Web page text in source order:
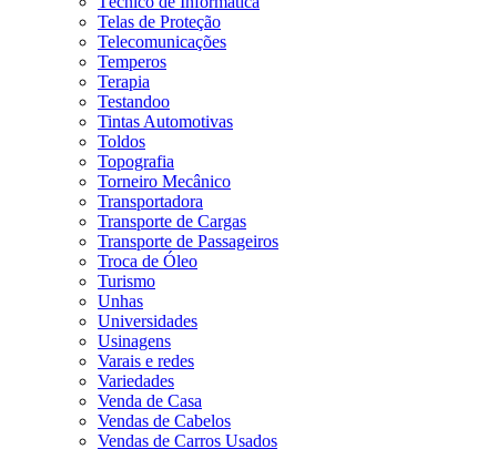
Telas de Proteção
Telecomunicações
Temperos
Terapia
Testandoo
Tintas Automotivas
Toldos
Topografia
Torneiro Mecânico
Transportadora
Transporte de Cargas
Transporte de Passageiros
Troca de Óleo
Turismo
Unhas
Universidades
Usinagens
Varais e redes
Variedades
Venda de Casa
Vendas de Cabelos
Vendas de Carros Usados